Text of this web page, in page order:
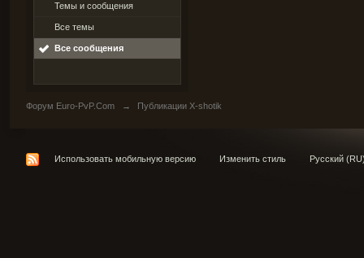
Темы и сообщения
Все темы
Все сообщения
Форум Euro-PvP.Com → Публикации X-shotik
Использовать мобильную версию Изменить стиль Русский